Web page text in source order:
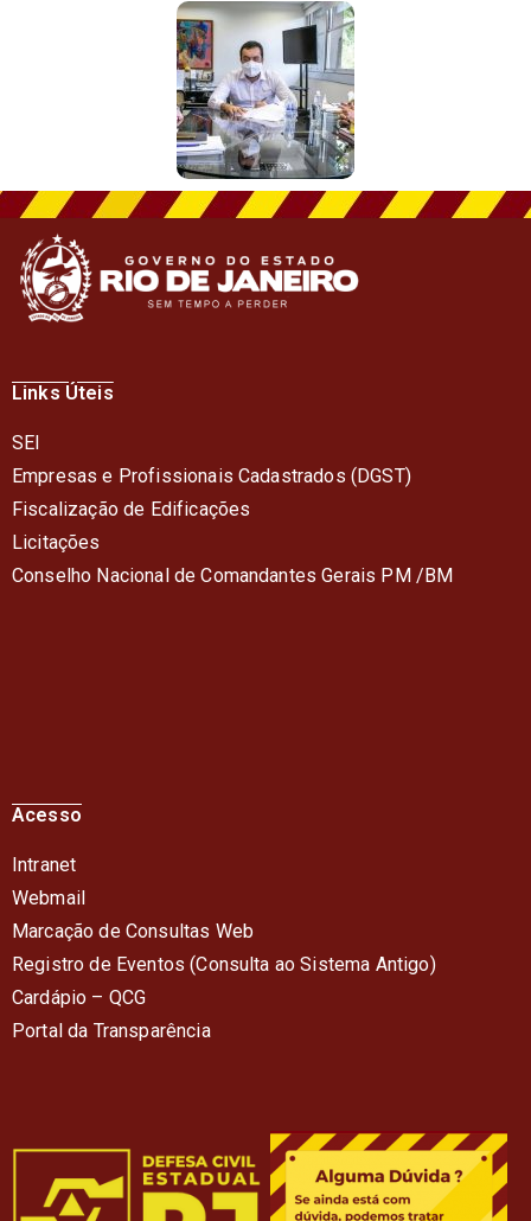
Links Úteis
SEI
Empresas e Profissionais Cadastrados (DGST)
Fiscalização de Edificações
Licitações
Conselho Nacional de Comandantes Gerais PM /BM
Acesso
Intranet
Webmail
Marcação de Consultas Web
Registro de Eventos (Consulta ao Sistema Antigo)
Cardápio – QCG
Portal da Transparência